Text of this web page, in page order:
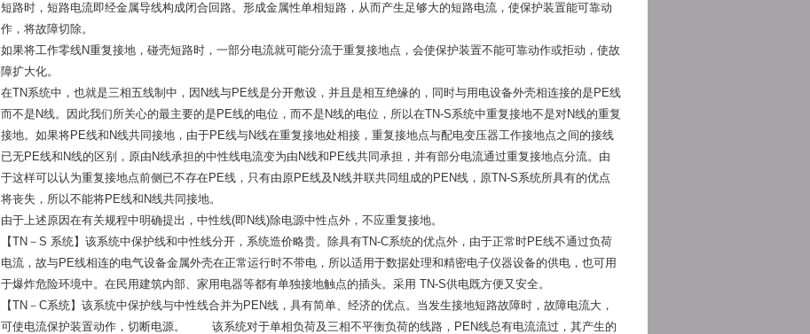
短路时，短路电流即经金属导线构成闭合回路。形成金属性单相短路，从而产生足够大的短路电流，使保护装置能可靠动
作，将故障切除。
如果将工作零线N重复接地，碰壳短路时，一部分电流就可能分流于重复接地点，会使保护装置不能可靠动作或拒动，使故
障扩大化。
在TN系统中，也就是三相五线制中，因N线与PE线是分开敷设，并且是相互绝缘的，同时与用电设备外壳相连接的是PE线
而不是N线。因此我们所关心的最主要的是PE线的电位，而不是N线的电位，所以在TN-S系统中重复接地不是对N线的重复
接地。如果将PE线和N线共同接地，由于PE线与N线在重复接地处相接，重复接地点与配电变压器工作接地点之间的接线
已无PE线和N线的区别，原由N线承担的中性线电流变为由N线和PE线共同承担，并有部分电流通过重复接地点分流。由
于这样可以认为重复接地点前侧已不存在PE线，只有由原PE线及N线并联共同组成的PEN线，原TN-S系统所具有的优点
将丧失，所以不能将PE线和N线共同接地。
由于上述原因在有关规程中明确提出，中性线(即N线)除电源中性点外，不应重复接地。
【TN－S 系统】该系统中保护线和中性线分开，系统造价略贵。除具有TN-C系统的优点外，由于正常时PE线不通过负荷
电流，故与PE线相连的电气设备金属外壳在正常运行时不带电，所以适用于数据处理和精密电子仪器设备的供电，也可用
于爆炸危险环境中。在民用建筑内部、家用电器等都有单独接地触点的插头。采用 TN-S供电既方便又安全。
【TN－C系统】该系统中保护线与中性线合并为PEN线，具有简单、经济的优点。当发生接地短路故障时，故障电流大，
可使电流保护装置动作，切断电源。 该系统对于单相负荷及三相不平衡负荷的线路，PEN线总有电流流过，其产生的